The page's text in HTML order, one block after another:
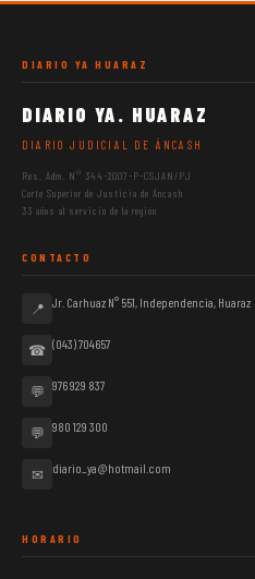
DIARIO YA HUARAZ
DIARIO YA. HUARAZ
DIARIO JUDICIAL DE ÁNCASH
Res. Adm. N° 344-2007-P-CSJAN/PJ
Corte Superior de Justicia de Áncash
33 años al servicio de la región
CONTACTO
📍 Jr. Carhuaz N° 551, Independencia, Huaraz
☎ (043) 704657
💬 976 929 837
💬 980 129 300
✉ diario_ya@hotmail.com
HORARIO